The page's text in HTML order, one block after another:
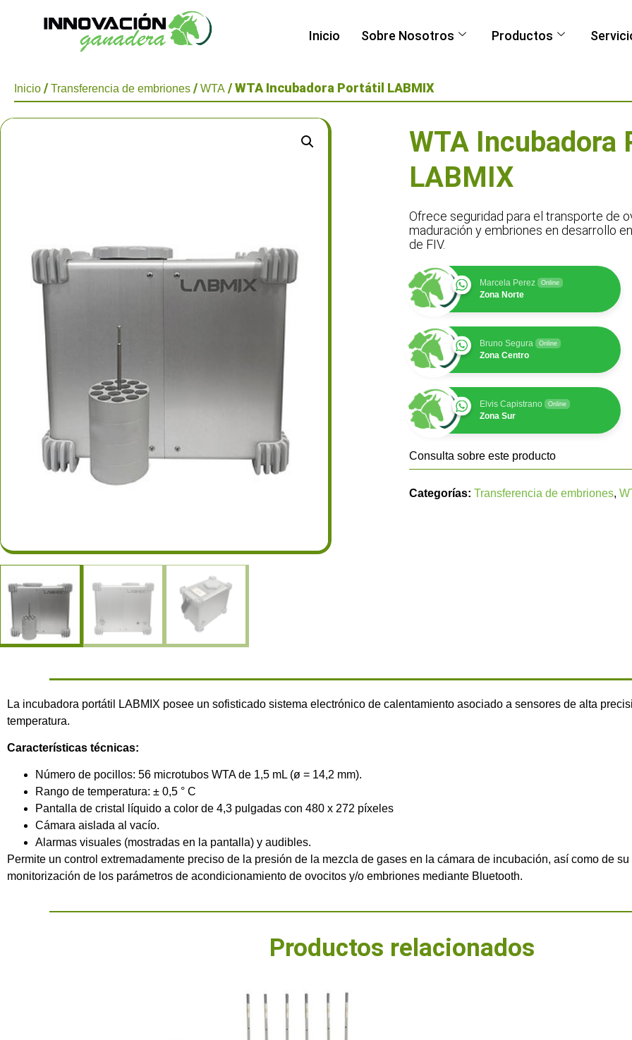
Inicio Sobre Nosotros Productos
Inicio / Transferencia de embriones / WTA / WTA Incubadora Portátil LABMIX
WTA Incubadora
LABMIX
Ofrece seguridad para el transporte de
maduración y embriones en desarrollo
de FIV.
Marcela Perez Online
Zona Norte
Bruno Segura Online
Zona Centro
Elvis Capistrano Online
Zona Sur
Consulta sobre este producto
Categorías: Transferencia de embriones,
La incubadora portátil LABMIX posee un sofisticado sistema electrónico de calentamiento asociado a sensores de alta
temperatura.
Características técnicas:
Número de pocillos: 56 microtubos WTA de 1,5 mL (ø = 14,2 mm).
Rango de temperatura: ± 0,5 ° C
Pantalla de cristal líquido a color de 4,3 pulgadas con 480 x 272 píxeles
Cámara aislada al vacío.
Alarmas visuales (mostradas en la pantalla) y audibles.
Permite un control extremadamente preciso de la presión de la mezcla de gases en la cámara de incubación, así como de
monitorización de los parámetros de acondicionamiento de ovocitos y/o embriones mediante Bluetooth.
Productos relacionados